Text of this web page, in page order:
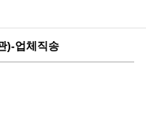
)-업체직송